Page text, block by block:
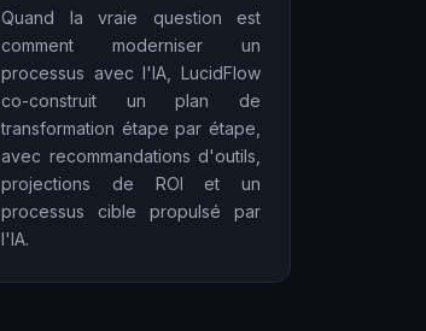
Quand la vraie question est
comment moderniser un
processus avec l'IA, LucidFlow
co-construit un plan de
transformation étape par étape,
avec recommandations d'outils,
projections de ROI et un
processus cible propulsé par
l'IA.